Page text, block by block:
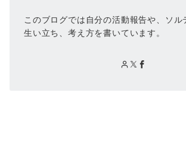
このブログでは自分の活動報告や、ソル
生い立ち、考え方を書いています。